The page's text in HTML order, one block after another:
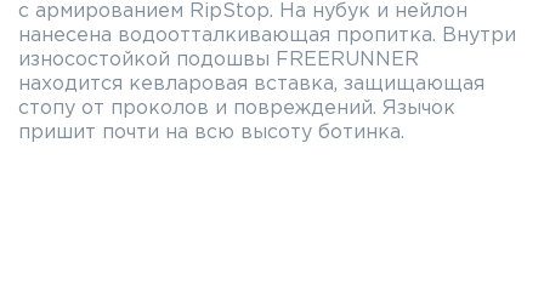
с армированием RipStop. На нубук и нейлон
нанесена водоотталкивающая пропитка. Внутри
износостойкой подошвы FREERUNNER
находится кевларовая вставка, защищающая
стопу от проколов и повреждений. Язычок
пришит почти на всю высоту ботинка.